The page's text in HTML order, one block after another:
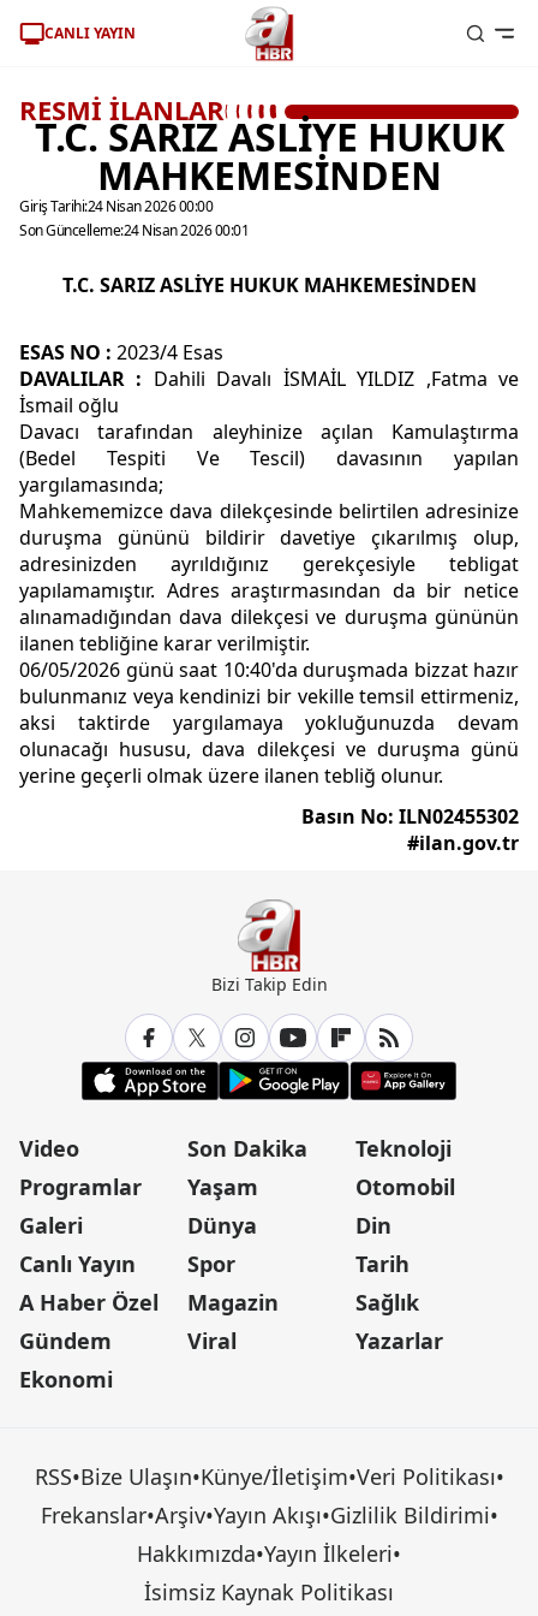
CANLI YAYIN
RESMİ İLANLAR
T.C. SARIZ ASLİYE HUKUK
MAHKEMESİNDEN
Giriş Tarihi:24 Nisan 2026 00:00
Son Güncelleme:24 Nisan 2026 00:01
T.C. SARIZ ASLİYE HUKUK MAHKEMESİNDEN
ESAS NO : 2023/4 Esas
DAVALILAR : Dahili Davalı İSMAİL YILDIZ ,Fatma ve
İsmail oğlu
Davacı tarafından aleyhinize açılan Kamulaştırma
(Bedel Tespiti Ve Tescil) davasının yapılan
yargılamasında;
Mahkememizce dava dilekçesinde belirtilen adresinize
duruşma gününü bildirir davetiye çıkarılmış olup,
adresinizden ayrıldığınız gerekçesiyle tebligat
yapılamamıştır. Adres araştırmasından da bir netice
alınamadığından dava dilekçesi ve duruşma gününün
ilanen tebliğine karar verilmiştir.
06/05/2026 günü saat 10:40'da duruşmada bizzat hazır
bulunmanız veya kendinizi bir vekille temsil ettirmeniz,
aksi taktirde yargılamaya yokluğunuzda devam
olunacağı hususu, dava dilekçesi ve duruşma günü
yerine geçerli olmak üzere ilanen tebliğ olunur.
Basın No: ILN02455302
#ilan.gov.tr
Bizi Takip Edin
Video
Programlar
Galeri
Canlı Yayın
A Haber Özel
Gündem
Ekonomi
Son Dakika
Yaşam
Dünya
Spor
Magazin
Viral
Teknoloji
Otomobil
Din
Tarih
Sağlık
Yazarlar
RSS•Bize Ulaşın•Künye/İletişim•Veri Politikası•
Frekanslar•Arşiv•Yayın Akışı•Gizlilik Bildirimi•
Hakkımızda•Yayın İlkeleri•
İsimsiz Kaynak Politikası